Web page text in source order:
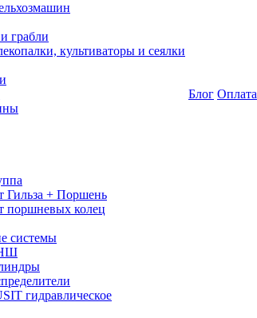
грабли
культиваторы и сеялки
Гильза + Поршень
поршневых колец
системы
гидравлическое
Блог Оплата